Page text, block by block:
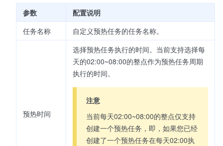
参数
配置说明
任务名称
自定义预热任务的任务名称。
预热时间
选择预热任务执行的时间。当前支持选择每
天的02:00~08:00的整点作为预热任务周期
执行的时间。
注意
当前每天02:00~08:00的整点仅支持
创建一个预热任务，即，如果您已经
创建了一个预热任务在每天02:00执